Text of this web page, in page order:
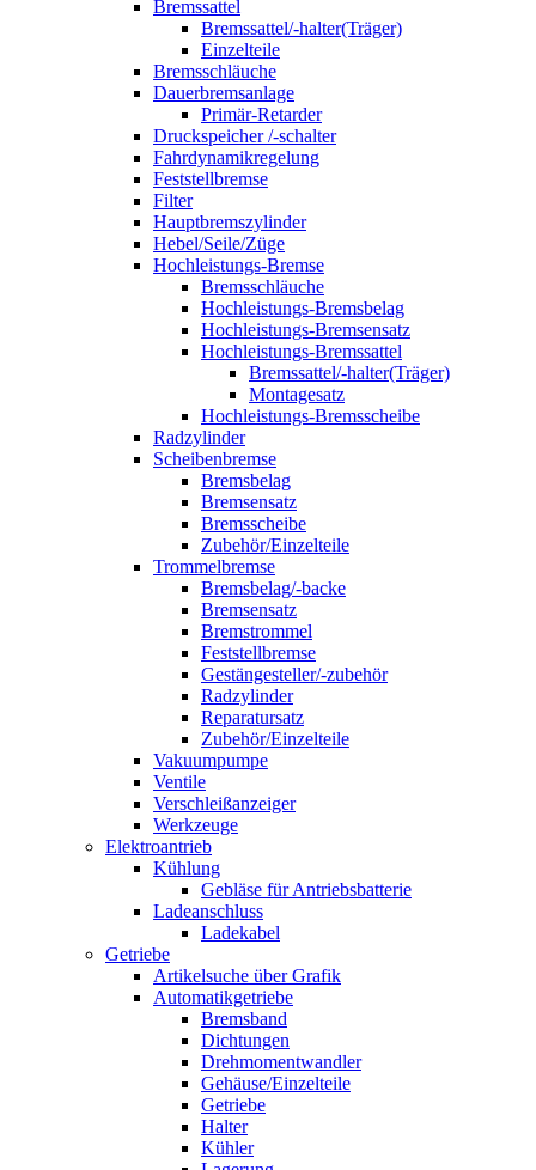
Bremssattel
Bremssattel/-halter(Träger)
Einzelteile
Bremsschläuche
Dauerbremsanlage
Primär-Retarder
Druckspeicher /-schalter
Fahrdynamikregelung
Feststellbremse
Filter
Hauptbremszylinder
Hebel/Seile/Züge
Hochleistungs-Bremse
Bremsschläuche
Hochleistungs-Bremsbelag
Hochleistungs-Bremsensatz
Hochleistungs-Bremssattel
Bremssattel/-halter(Träger)
Montagesatz
Hochleistungs-Bremsscheibe
Radzylinder
Scheibenbremse
Bremsbelag
Bremsensatz
Bremsscheibe
Zubehör/Einzelteile
Trommelbremse
Bremsbelag/-backe
Bremsensatz
Bremstrommel
Feststellbremse
Gestängesteller/-zubehör
Radzylinder
Reparatursatz
Zubehör/Einzelteile
Vakuumpumpe
Ventile
Verschleißanzeiger
Werkzeuge
Elektroantrieb
Kühlung
Gebläse für Antriebsbatterie
Ladeanschluss
Ladekabel
Getriebe
Artikelsuche über Grafik
Automatikgetriebe
Bremsband
Dichtungen
Drehmomentwandler
Gehäuse/Einzelteile
Getriebe
Halter
Kühler